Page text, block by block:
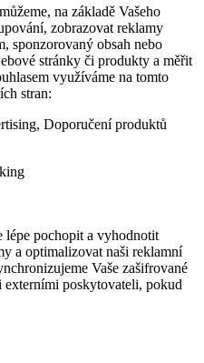
na základě Vašeho
zobrazovat reklamy
sponzorovaný obsah nebo
stránky či produkty a měřit
využíváme na tomto
stran:
Doporučení produktů
lépe pochopit a vyhodnotit
a optimalizovat naši reklamní
Vaše zašifrované
externími poskytovateli, pokud